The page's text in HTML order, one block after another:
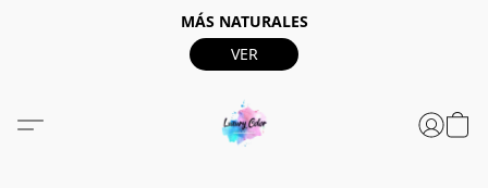
MÁS NATURALES
VER